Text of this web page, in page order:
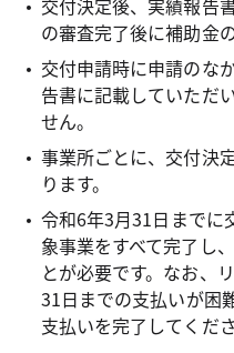
交付決定後、実績報告
の審査完了後に補助金
交付申請時に申請のな
告書に記載していただ
せん。
事業所ごとに、交付決
ります。
令和6年3月31日までに
象事業をすべて完了し
とが必要です。なお、
31日までの支払いが困
支払いを完了してくださ